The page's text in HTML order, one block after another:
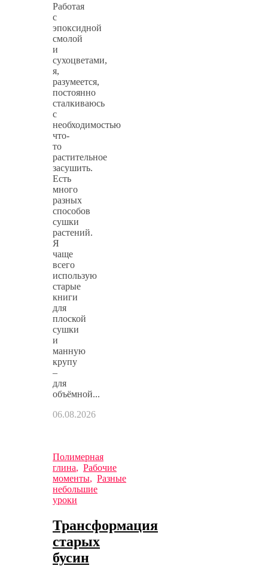
Работая
с
эпоксидной
смолой
и
сухоцветами,
я,
разумеется,
постоянно
сталкиваюсь
с
необходимостью
что-
то
растительное
засушить.
Есть
много
разных
способов
сушки
растений.
Я
чаще
всего
использую
старые
книги
для
плоской
сушки
и
манную
крупу
–
для
объёмной...
06.08.2026
Полимерная
глина, Рабочие
моменты, Разные
небольшие
уроки
Трансформация
старых
бусин